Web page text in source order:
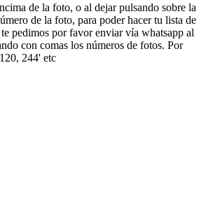
de la foto, o al dejar pulsando sobre la
de la foto, para poder hacer tu lista de
pedimos por favor enviar vía whatsapp al
con comas los números de fotos. Por
244' etc